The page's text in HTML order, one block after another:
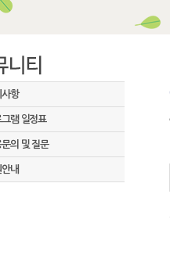
사항
그램 일정표
문의 및 질문
내